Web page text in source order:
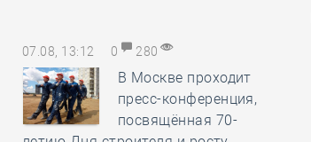
07.08, 13:12 0 280
В Москве проходит
пресс-конференция,
посвящённая 70-